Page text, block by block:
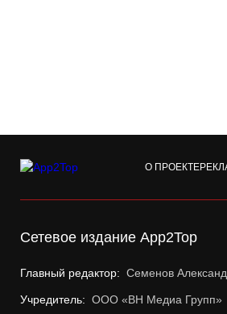
О ПРОЕКТЕ
Сетевое издание App2Top
Главный редактор: Семенов
Учредитель: ООО «ВН Медиа Групп»